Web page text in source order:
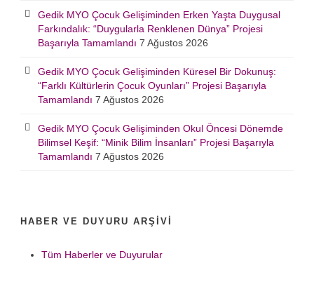
Gedik MYO Çocuk Gelişiminden Erken Yaşta Duygusal
Farkındalık: “Duygularla Renklenen Dünya” Projesi
Başarıyla Tamamlandı 7 Ağustos 2026
Gedik MYO Çocuk Gelişiminden Küresel Bir Dokunuş:
“Farklı Kültürlerin Çocuk Oyunları” Projesi Başarıyla
Tamamlandı 7 Ağustos 2026
Gedik MYO Çocuk Gelişiminden Okul Öncesi Dönemde
Bilimsel Keşif: “Minik Bilim İnsanları” Projesi Başarıyla
Tamamlandı 7 Ağustos 2026
HABER VE DUYURU ARŞIVI
Tüm Haberler ve Duyurular